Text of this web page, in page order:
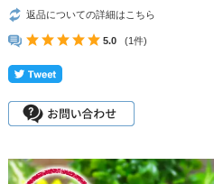
返品についての詳細はこちら
5.0 (1件)